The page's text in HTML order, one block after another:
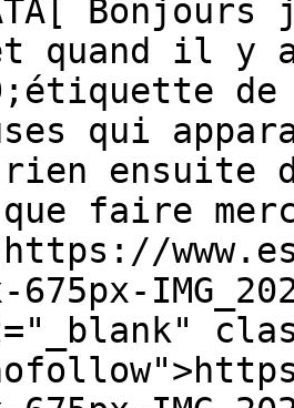
quand il y
qui
ensuite
que faire
675px-